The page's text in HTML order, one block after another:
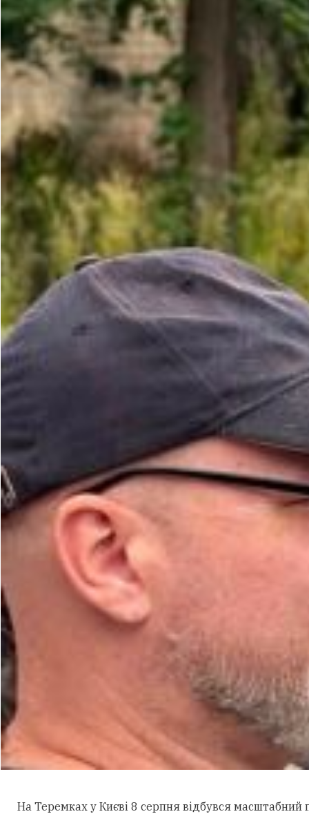
На Теремках у Києві 8 серпня відбувся масштабний